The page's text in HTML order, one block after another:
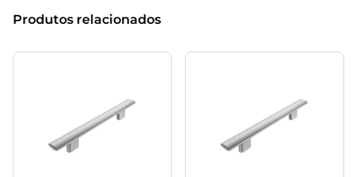
Produtos relacionados